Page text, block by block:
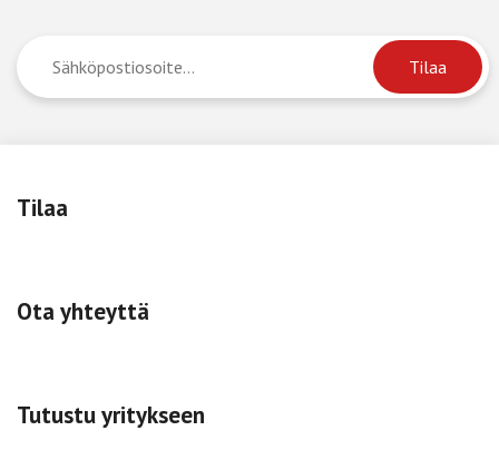
Tilaa
Ota yhteyttä
Tutustu yritykseen